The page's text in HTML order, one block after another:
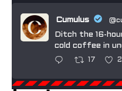
Cumulus
Ditch the 16-
cold coffee in
17